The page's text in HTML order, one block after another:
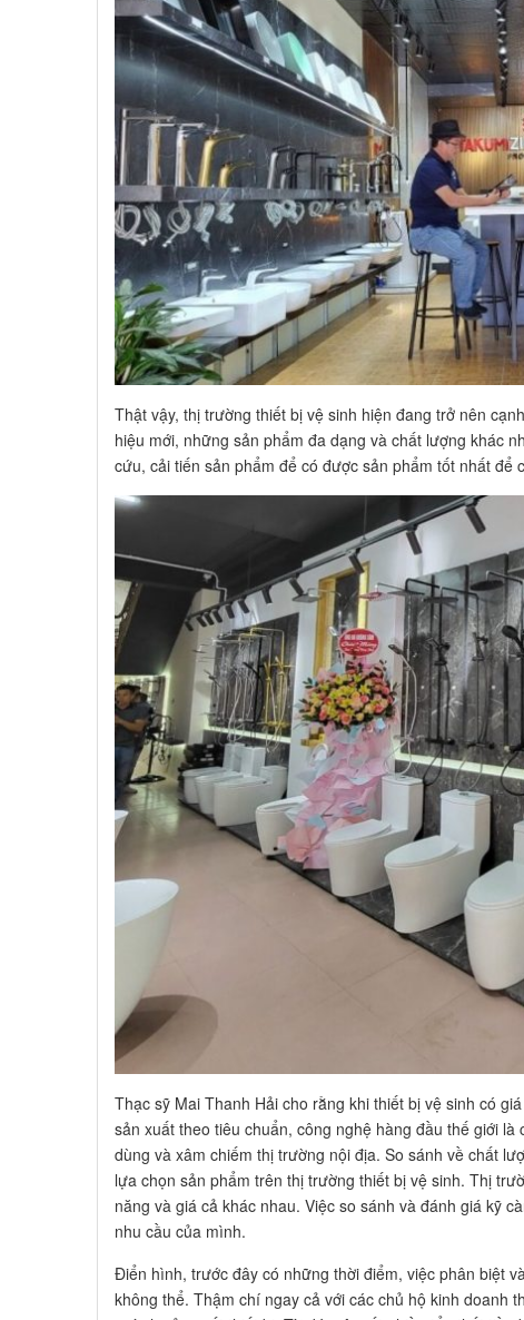
Thật vậy, thị trường thiết bị vệ sinh hiện đang trở nên
hiệu mới, những sản phẩm đa dạng và chất lượng khác
cứu, cải tiến sản phẩm để có được sản phẩm tốt nhất để
Thạc sỹ Mai Thanh Hải cho rằng khi thiết bị vệ sinh có
sản xuất theo tiêu chuẩn, công nghệ hàng đầu thế giới
dùng và xâm chiếm thị trường nội địa. So sánh về chất
lựa chọn sản phẩm trên thị trường thiết bị vệ sinh. Thị
năng và giá cả khác nhau. Việc so sánh và đánh giá kỹ
nhu cầu của mình.
Điển hình, trước đây có những thời điểm, việc phân biệt
không thể. Thậm chí ngay cả với các chủ hộ kinh doanh